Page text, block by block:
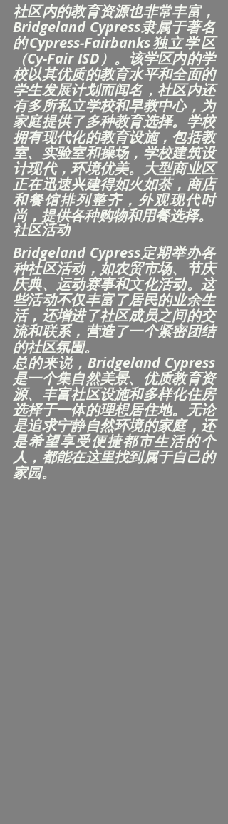
社区内的教育资源也非常丰富，
Bridgeland Cypress隶属于著名
的Cypress-Fairbanks独立学区
（Cy-Fair ISD）。该学区内的学
校以其优质的教育水平和全面的
学生发展计划而闻名，社区内还
有多所私立学校和早教中心，为
家庭提供了多种教育选择。学校
拥有现代化的教育设施，包括教
室、实验室和操场，学校建筑设
计现代，环境优美。大型商业区
正在迅速兴建得如火如荼，商店
和餐馆排列整齐，外观现代时
尚，提供各种购物和用餐选择。
社区活动
Bridgeland Cypress定期举办各
种社区活动，如农贸市场、节庆
庆典、运动赛事和文化活动。这
些活动不仅丰富了居民的业余生
活，还增进了社区成员之间的交
流和联系，营造了一个紧密团结
的社区氛围。
总的来说，Bridgeland Cypress
是一个集自然美景、优质教育资
源、丰富社区设施和多样化住房
选择于一体的理想居住地。无论
是追求宁静自然环境的家庭，还
是希望享受便捷都市生活的个
人，都能在这里找到属于自己的
家园。